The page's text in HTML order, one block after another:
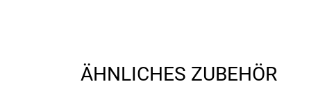
kompatible Felgen oder Laufräder sowie Tubeless-Ventile, Tubeless-
ÄHNLICHES ZUBEHÖR